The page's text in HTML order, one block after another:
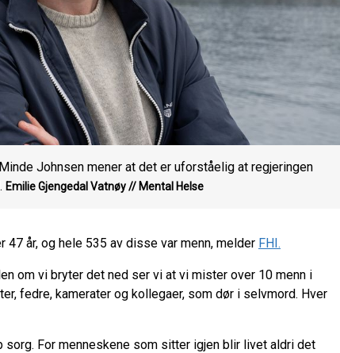
Johnsen mener at det er uforståelig at regjeringen
Emilie Gjengedal Vatnøy // Mental Helse
år, og hele 535 av disse var menn, melder FHI.
om vi bryter det ned ser vi at vi mister over 10 menn i
fedre, kamerater og kollegaer, som dør i selvmord. Hver
For menneskene som sitter igjen blir livet aldri det